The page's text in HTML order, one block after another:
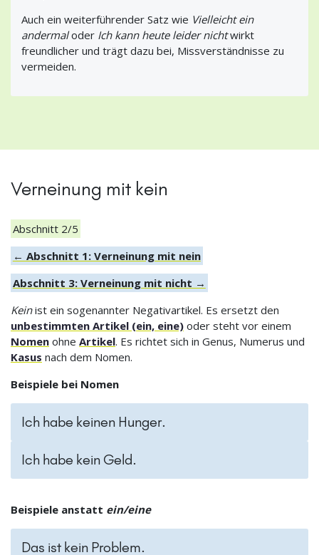
Auch ein weiterführender Satz wie Vielleicht ein
andermaloder Ich kann heute leider nichtwirkt
freundlicher und trägt dazu bei, Missverständnisse zu
vermeiden.
Verneinung mit kein
Abschnitt 2/5
← Abschnitt 1: Verneinung mit nein
Abschnitt 3: Verneinung mit nicht →
Keinist ein sogenannter Negativartikel. Es ersetzt den
unbestimmten Artikel (ein, eine) oder steht vor einem
Nomen ohne Artikel. Es richtet sich in Genus, Numerus und
Kasus nach dem Nomen.
Beispiele bei Nomen
Ich habe keinen Hunger.
Ich habe kein Geld.
Beispiele anstatt ein/eine
Das ist kein Problem.